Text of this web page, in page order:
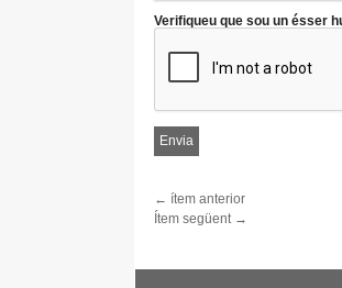
Verifiqueu que sou un ésser
← ítem anterior
Ítem següent →